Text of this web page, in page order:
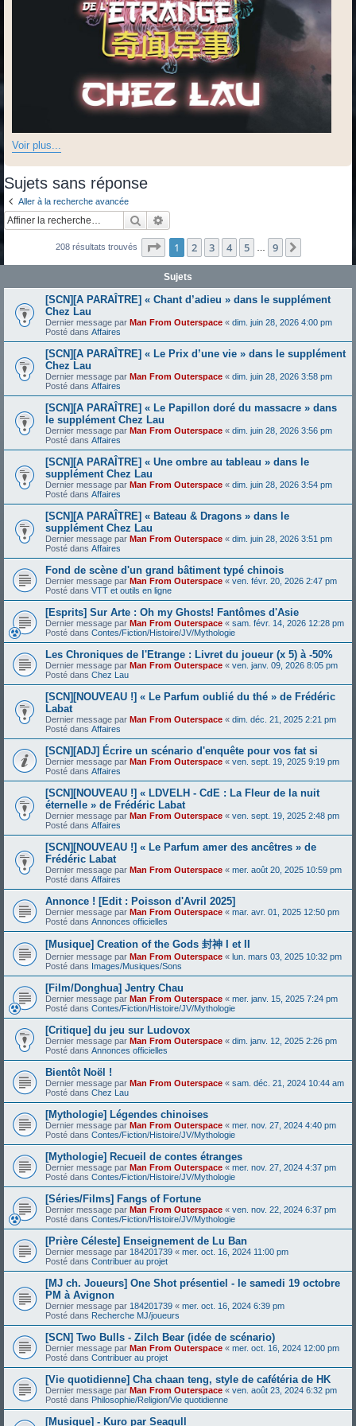
Voir plus...
Sujets sans réponse
Aller à la recherche avancée
Rechercher
208 résultats trouvés Page 1sur9
1 2 3 4 5 9
Sujets
[SCN][A PARAÎTRE] « Chant d’adieu » dans le supplément
Chez Lau
Dernier message par Man From Outerspace « dim. juin 28, 2026 4:00 pm
Posté dans Affaires
[SCN][A PARAÎTRE] « Le Prix d’une vie » dans le supplément
Chez Lau
Dernier message par Man From Outerspace « dim. juin 28, 2026 3:58 pm
Posté dans Affaires
[SCN][A PARAÎTRE] « Le Papillon doré du massacre » dans
le supplément Chez Lau
Dernier message par Man From Outerspace « dim. juin 28, 2026 3:56 pm
Posté dans Affaires
[SCN][A PARAÎTRE] « Une ombre au tableau » dans le
supplément Chez Lau
Dernier message par Man From Outerspace « dim. juin 28, 2026 3:54 pm
Posté dans Affaires
[SCN][A PARAÎTRE] « Bateau & Dragons » dans le
supplément Chez Lau
Dernier message par Man From Outerspace « dim. juin 28, 2026 3:51 pm
Posté dans Affaires
Fond de scène d'un grand bâtiment typé chinois
Dernier message par Man From Outerspace « ven. févr. 20, 2026 2:47 pm
Posté dans VTT et outils en ligne
[Esprits] Sur Arte : Oh my Ghosts! Fantômes d'Asie
Dernier message par Man From Outerspace « sam. févr. 14, 2026 12:28 pm
Posté dans Contes/Fiction/Histoire/JV/Mythologie
Les Chroniques de l'Etrange : Livret du joueur (x 5) à -50%
Dernier message par Man From Outerspace « ven. janv. 09, 2026 8:05 pm
Posté dans Chez Lau
[SCN][NOUVEAU !] « Le Parfum oublié du thé » de Frédéric
Labat
Dernier message par Man From Outerspace « dim. déc. 21, 2025 2:21 pm
Posté dans Affaires
[SCN][ADJ] Écrire un scénario d'enquête pour vos fat si
Dernier message par Man From Outerspace « ven. sept. 19, 2025 9:19 pm
Posté dans Affaires
[SCN][NOUVEAU !] « LDVELH - CdE : La Fleur de la nuit
éternelle » de Frédéric Labat
Dernier message par Man From Outerspace « ven. sept. 19, 2025 2:48 pm
Posté dans Affaires
[SCN][NOUVEAU !] « Le Parfum amer des ancêtres » de
Frédéric Labat
Dernier message par Man From Outerspace « mer. août 20, 2025 10:59 pm
Posté dans Affaires
Annonce ! [Edit : Poisson d'Avril 2025]
Dernier message par Man From Outerspace « mar. avr. 01, 2025 12:50 pm
Posté dans Annonces officielles
[Musique] Creation of the Gods 封神 I et II
Dernier message par Man From Outerspace « lun. mars 03, 2025 10:32 pm
Posté dans Images/Musiques/Sons
[Film/Donghua] Jentry Chau
Dernier message par Man From Outerspace « mer. janv. 15, 2025 7:24 pm
Posté dans Contes/Fiction/Histoire/JV/Mythologie
[Critique] du jeu sur Ludovox
Dernier message par Man From Outerspace « dim. janv. 12, 2025 2:26 pm
Posté dans Annonces officielles
Bientôt Noël !
Dernier message par Man From Outerspace « sam. déc. 21, 2024 10:44 am
Posté dans Chez Lau
[Mythologie] Légendes chinoises
Dernier message par Man From Outerspace « mer. nov. 27, 2024 4:40 pm
Posté dans Contes/Fiction/Histoire/JV/Mythologie
[Mythologie] Recueil de contes étranges
Dernier message par Man From Outerspace « mer. nov. 27, 2024 4:37 pm
Posté dans Contes/Fiction/Histoire/JV/Mythologie
[Séries/Films] Fangs of Fortune
Dernier message par Man From Outerspace « ven. nov. 22, 2024 6:37 pm
Posté dans Contes/Fiction/Histoire/JV/Mythologie
[Prière Céleste] Enseignement de Lu Ban
Dernier message par 184201739 « mer. oct. 16, 2024 11:00 pm
Posté dans Contribuer au projet
[MJ ch. Joueurs] One Shot présentiel - le samedi 19 octobre
PM à Avignon
Dernier message par 184201739 « mer. oct. 16, 2024 6:39 pm
Posté dans Recherche MJ/joueurs
[SCN] Two Bulls - Zilch Bear (idée de scénario)
Dernier message par Man From Outerspace « mer. oct. 16, 2024 12:00 pm
Posté dans Contribuer au projet
[Vie quotidienne] Cha chaan teng, style de cafétéria de HK
Dernier message par Man From Outerspace « ven. août 23, 2024 6:32 pm
Posté dans Philosophie/Religion/Vie quotidienne
[Musique] - Kuro par Seagull